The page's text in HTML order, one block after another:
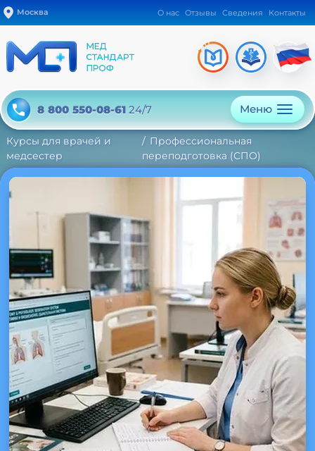
Москва О нас Отзывы Сведения Контакты
8 800 550-08-61 24/7 Меню
Курсы для врачей и
медсестер
Профессиональная
переподготовка (СПО)